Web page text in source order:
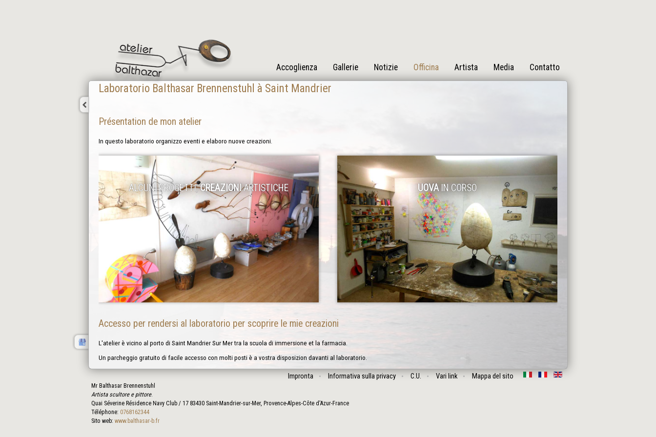
Accoglienza Gallerie Notizie Officina Artista Media Contatto
Laboratorio Balthasar Brennenstuhl à Saint Mandrier
Présentation de mon atelier
In questo laboratorio organizzo eventi e elaboro nuove creazioni.
ALCUNI PROGETTI,CREAZIONIARTISTICHE UOVAIN CORSO
Accesso per rendersi al laboratorio per scoprire le mie creazioni
L'atelier è vicino al porto di Saint Mandrier Sur Mer tra la scuola di immersione et la farmacia.
Un parcheggio gratuito di facile accesso con molti posti è a vostra disposizion davanti al laboratorio.
Impronta Informativa sulla privacy C.U. Vari link Mappa del sito
Mr Balthasar Brennenstuhl
Artista scultore e pittore.
Quai Séverine Résidence Navy Club / 17 83430 Saint-Mandrier-sur-Mer, Provence-Alpes-Côte d'Azur-France
Téléphone: 0768162344
Sito web: www.balthasar-b.fr